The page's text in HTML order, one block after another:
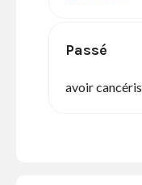
Passé
avoir cancéris